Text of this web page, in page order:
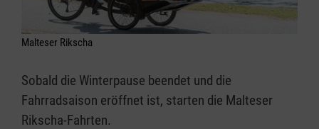
Malteser Rikscha
Sobald die Winterpause beendet und die
Fahrradsaison eröffnet ist, starten die Malteser
Rikscha-Fahrten.